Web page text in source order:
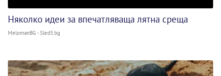
Няколко идеи за впечатляваща лятна среща
MelomanBG - Sled5.bg